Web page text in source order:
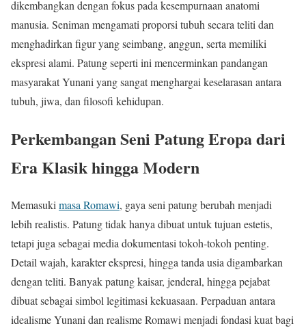
dikembangkan dengan fokus pada kesempurnaan anatomi
manusia. Seniman mengamati proporsi tubuh secara teliti dan
menghadirkan figur yang seimbang, anggun, serta memiliki
ekspresi alami. Patung seperti ini mencerminkan pandangan
masyarakat Yunani yang sangat menghargai keselarasan antara
tubuh, jiwa, dan filosofi kehidupan.
Perkembangan Seni Patung Eropa dari
Era Klasik hingga Modern
Memasuki masa Romawi, gaya seni patung berubah menjadi
lebih realistis. Patung tidak hanya dibuat untuk tujuan estetis,
tetapi juga sebagai media dokumentasi tokoh-tokoh penting.
Detail wajah, karakter ekspresi, hingga tanda usia digambarkan
dengan teliti. Banyak patung kaisar, jenderal, hingga pejabat
dibuat sebagai simbol legitimasi kekuasaan. Perpaduan antara
idealisme Yunani dan realisme Romawi menjadi fondasi kuat bagi